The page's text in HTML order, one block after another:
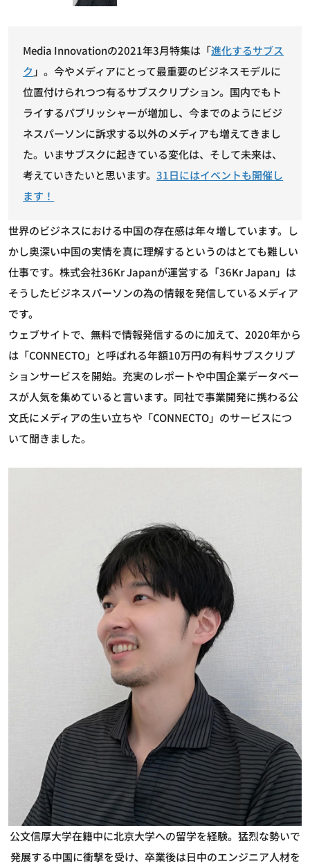
Media Innovationの2021年3月特集は「進化するサブス
ク 」。今やメディアにとって最重要のビジネスモデルに
位置付けられつつ有るサブスクリプション。国内でもト
ライするパブリッシャーが増加し、今までのようにビジ
ネスパーソンに訴求する以外のメディアも増えてきまし
た。いまサブスクに起きている変化は、そして未来は、
考えていきたいと思います。31日にはイベントも開催し
ます！
世界のビジネスにおける中国の存在感は年々増しています。し
かし奥深い中国の実情を真に理解するというのはとても難しい
仕事です。株式会社36Kr Japanが運営する「36Kr Japan」は
そうしたビジネスパーソンの為の情報を発信しているメディア
です。
ウェブサイトで、無料で情報発信するのに加えて、2020年から
は「CONNECTO」と呼ばれる年額10万円の有料サブスクリプ
ションサービスを開始。充実のレポートや中国企業データベー
スが人気を集めていると言います。同社で事業開発に携わる公
文氏にメディアの生い立ちや「CONNECTO」のサービスにつ
いて聞きました。
公文信厚大学在籍中に北京大学への留学を経験。猛烈な勢いで
発展する中国に衝撃を受け、卒業後は日中のエンジニア人材を